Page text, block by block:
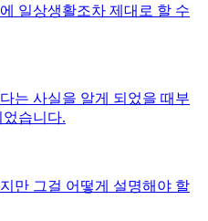
일상생활조차 제대로 할 수
는 사실을 알게 되었을 때부
습니다.
만 그걸 어떻게 설명해야 할